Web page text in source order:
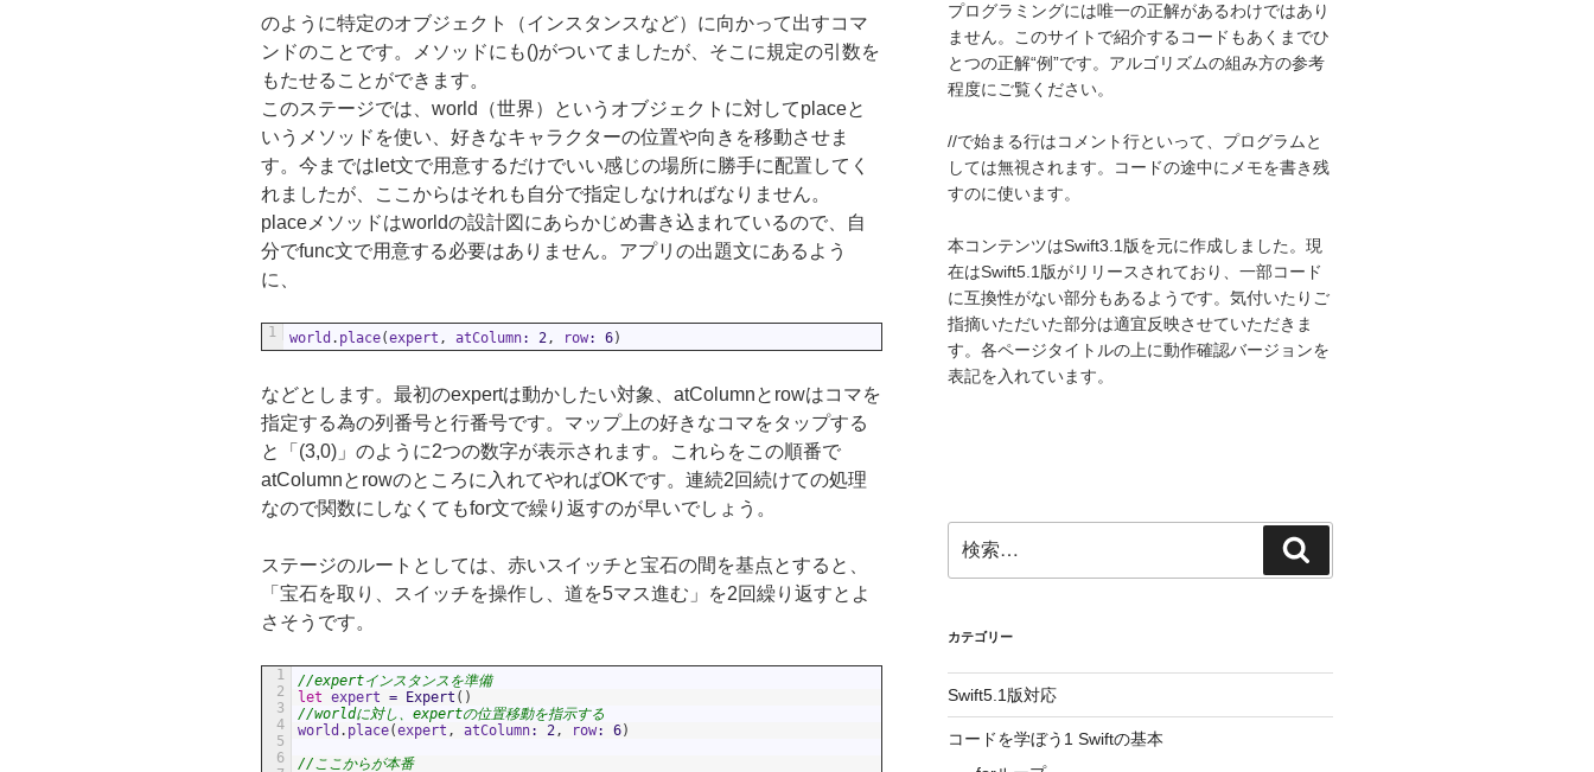
のように特定のオブジェクト（インスタンスなど）に向かって出すコマ
ンドのことです。メソッドにも()がついてましたが、そこに規定の引数を
もたせることができます。
このステージでは、world（世界）というオブジェクトに対してplaceと
いうメソッドを使い、好きなキャラクターの位置や向きを移動させま
す。今まではlet文で用意するだけでいい感じの場所に勝手に配置してく
れましたが、ここからはそれも自分で指定しなければなりません。
placeメソッドはworldの設計図にあらかじめ書き込まれているので、自
分でfunc文で用意する必要はありません。アプリの出題文にあるよう
に、
1 world . place(expert , atColumn: 2, row: 6)
などとします。最初のexpertは動かしたい対象、atColumnとrowはコマを
指定する為の列番号と行番号です。マップ上の好きなコマをタップする
と「(3,0)」のように2つの数字が表示されます。これらをこの順番で
atColumnとrowのところに入れてやればOKです。連続2回続けての処理
なので関数にしなくてもfor文で繰り返すのが早いでしょう。
ステージのルートとしては、赤いスイッチと宝石の間を基点とすると、
「宝石を取り、スイッチを操作し、道を5マス進む」を2回繰り返すとよ
さそうです。
1
2
3
4
5
6
//expertインスタンスを準備
let expert = Expert ( )
//worldに対し、expertの位置移動を指示する
world . place(expert , atColumn: 2, row: 6)
//ここからが本番
プログラミングには唯一の正解があるわけではあり
ません。このサイトで紹介するコードもあくまでひ
とつの正解“例”です。アルゴリズムの組み方の参考
程度にご覧ください。
//で始まる行はコメント行といって、プログラムと
しては無視されます。コードの途中にメモを書き残
すのに使います。
本コンテンツはSwift3.1版を元に作成しました。現
在はSwift5.1版がリリースされており、一部コード
に互換性がない部分もあるようです。気付いたりご
指摘いただいた部分は適宜反映させていただきま
す。各ページタイトルの上に動作確認バージョンを
表記を入れています。
索:
索
カテゴリー
Swift5.1版対応
コードを学ぼう1 Swiftの基本